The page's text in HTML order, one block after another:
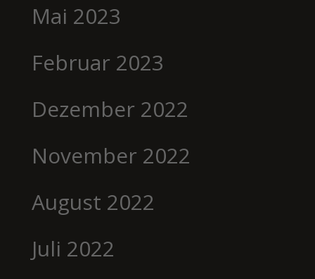
Mai 2023
Februar 2023
Dezember 2022
November 2022
August 2022
Juli 2022